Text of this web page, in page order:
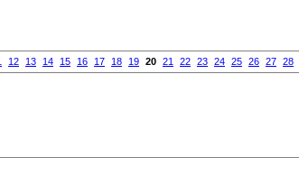
12 13 14 15 16 17 18 19 20 21 22 23 24 25 26 27 28